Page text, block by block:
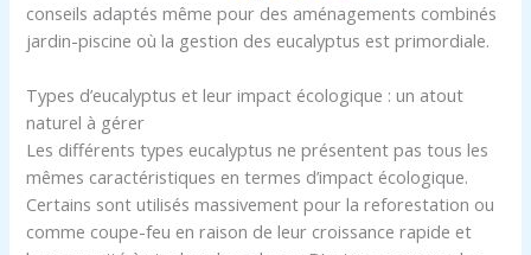
conseils adaptés même pour des aménagements combinés
jardin-piscine où la gestion des eucalyptus est primordiale.
Types d’eucalyptus et leur impact écologique : un atout
naturel à gérer
Les différents types eucalyptus ne présentent pas tous les
mêmes caractéristiques en termes d’impact écologique.
Certains sont utilisés massivement pour la reforestation ou
comme coupe-feu en raison de leur croissance rapide et